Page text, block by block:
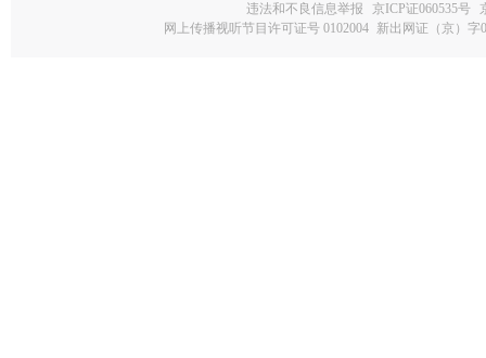
违法和不良信息举报
京ICP证060535号
网上传播视听节目许可证号 0102004 新出网证（京）